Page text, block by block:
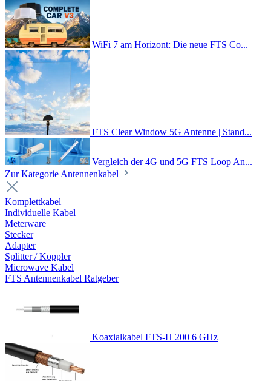
WiFi 7 am Horizont: Die neue FTS Co...
FTS Clear Window 5G Antenne | Stand...
Vergleich der 4G und 5G FTS Loop An...
Zur Kategorie Antennenkabel
Komplettkabel
Individuelle Kabel
Meterware
Stecker
Adapter
Splitter / Koppler
Microwave Kabel
FTS Antennenkabel Ratgeber
Koaxialkabel FTS-H 200 6 GHz